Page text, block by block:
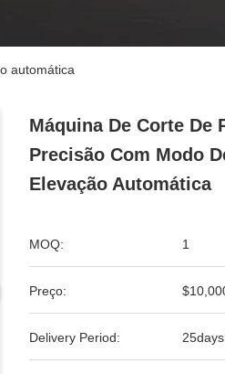
automática
Máquina De Corte De
Precisão Com Modo
Elevação Automática
MOQ: 1
Preço:
Delivery Period: